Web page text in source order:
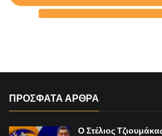
ΠΡΟΣΦΑΤΑ ΑΡΘΡΑ
Ο Στέλιος